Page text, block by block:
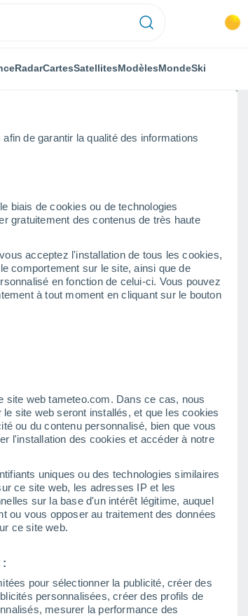
de garantir la qualité des informations
biais de cookies ou de technologies
gratuitement des contenus de très haute
acceptez l'installation de tous les cookies,
comportement sur le site, ainsi que de
en fonction de celui-ci. Vous pouvez
à tout moment en cliquant sur le bouton
site web tameteo.com. Dans ce cas, nous
site web seront installés, et que les cookies
ou du contenu personnalisé, bien que vous
l'installation des cookies et accéder à notre
uniques ou des technologies similaires
ce site web, les adresses IP et les
sur la base d'un intérêt légitime, auquel
ou vous opposer au traitement des données
ce site web.
:
pour sélectionner la publicité, créer des
personnalisées, créer des profils de
mesurer la performance des
RadarCartesSatellitesModèlesMondeSki
27°
14°